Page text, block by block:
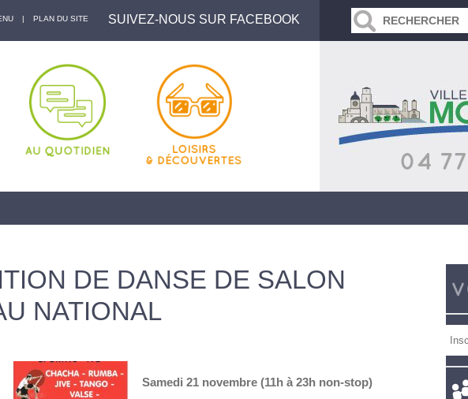
| PLAN DU SITE SUIVEZ-NOUS SUR FACEBOOK
DE DANSE DE SALON
NATIONAL
Samedi 21 novembre (11h à 23h non-stop)